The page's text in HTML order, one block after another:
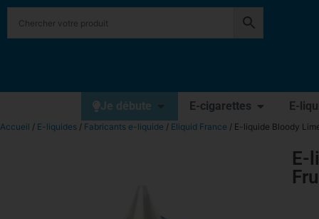
Je débute E-cigarettes E-
Accueil / E-liquides / Fabricants e-liquide / Eliquid France / E-liquide Bloody
E-